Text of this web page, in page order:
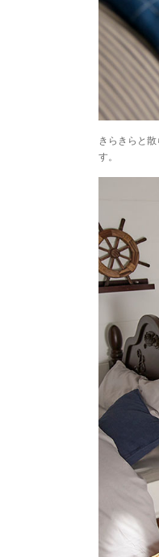
きらきらと
す。